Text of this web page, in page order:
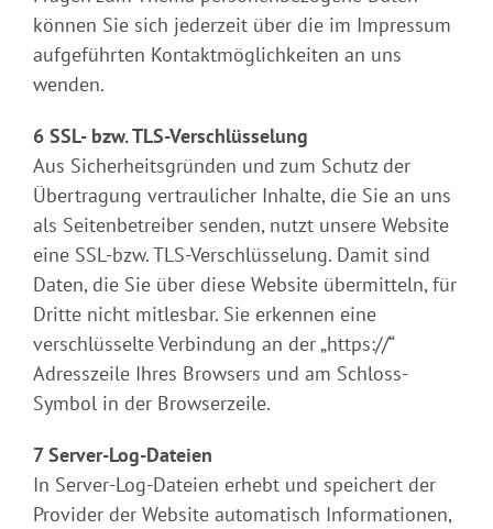
können Sie sich jederzeit über die im Impressum
aufgeführten Kontaktmöglichkeiten an uns
wenden.
6 SSL- bzw. TLS-Verschlüsselung
Aus Sicherheitsgründen und zum Schutz der
Übertragung vertraulicher Inhalte, die Sie an uns
als Seitenbetreiber senden, nutzt unsere Website
eine SSL-bzw. TLS-Verschlüsselung. Damit sind
Daten, die Sie über diese Website übermitteln, für
Dritte nicht mitlesbar. Sie erkennen eine
verschlüsselte Verbindung an der „https://“
Adresszeile Ihres Browsers und am Schloss-
Symbol in der Browserzeile.
7 Server-Log-Dateien
In Server-Log-Dateien erhebt und speichert der
Provider der Website automatisch Informationen,